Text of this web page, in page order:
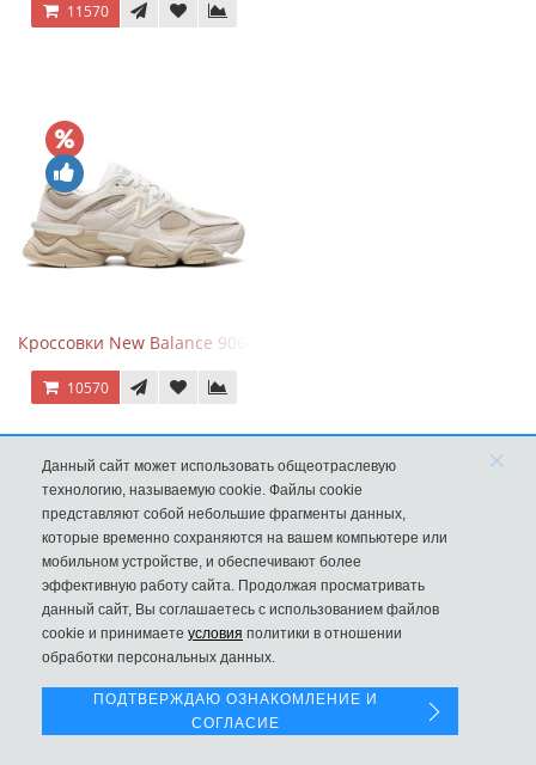
11570
Кроссовки New Balance 9060 Beige White
10570
Кроссовки New Balance 9060 Black Castlerock
Данный сайт может использовать общеотраслевую
технологию, называемую cookie. Файлы cookie
представляют собой небольшие фрагменты данных,
которые временно сохраняются на вашем компьютере или
мобильном устройстве, и обеспечивают более
эффективную работу сайта. Продолжая просматривать
данный сайт, Вы соглашаетесь с использованием файлов
cookie и принимаете условия политики в отношении
обработки персональных данных.
×
ПОДТВЕРЖДАЮ ОЗНАКОМЛЕНИЕ И
СОГЛАСИЕ